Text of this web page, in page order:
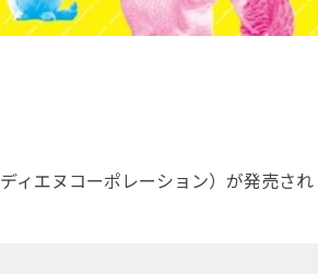
ィエヌコーポレーション）が発売され